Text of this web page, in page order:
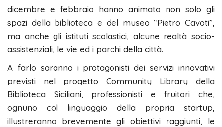
dicembre e febbraio hanno animato non solo gli
spazi della biblioteca e del museo “Pietro Cavoti”,
ma anche gli istituti scolastici, alcune realtà socio-
assistenziali, le vie ed i parchi della città.
A farlo saranno i protagonisti dei servizi innovativi
previsti nel progetto Community Library della
Biblioteca Siciliani, professionisti e fruitori che,
ognuno col linguaggio della propria startup,
illustreranno brevemente gli obiettivi raggiunti, le